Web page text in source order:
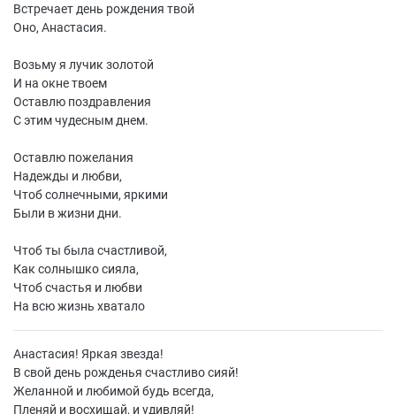
Встречает день рождения твой
Оно, Анастасия.
Возьму я лучик золотой
И на окне твоем
Оставлю поздравления
С этим чудесным днем.
Оставлю пожелания
Надежды и любви,
Чтоб солнечными, яркими
Были в жизни дни.
Чтоб ты была счастливой,
Как солнышко сияла,
Чтоб счастья и любви
На всю жизнь хватало
Анастасия! Яркая звезда!
В свой день рожденья счастливо сияй!
Желанной и любимой будь всегда,
Пленяй и восхищай, и удивляй!